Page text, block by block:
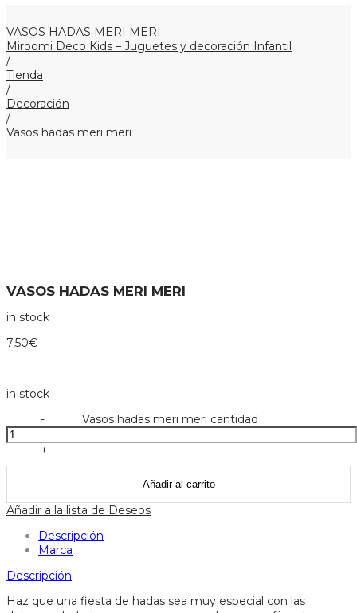
VASOS HADAS MERI MERI
Miroomi Deco Kids – Juguetes y decoración Infantil
/
Tienda
/
Decoración
/
Vasos hadas meri meri
VASOS HADAS MERI MERI
in stock
7,50€
in stock
-
Vasos hadas meri meri cantidad
+
Añadir al carrito
Añadir a la lista de Deseos
Descripción
Marca
Descripción
Haz que una fiesta de hadas sea muy especial con las